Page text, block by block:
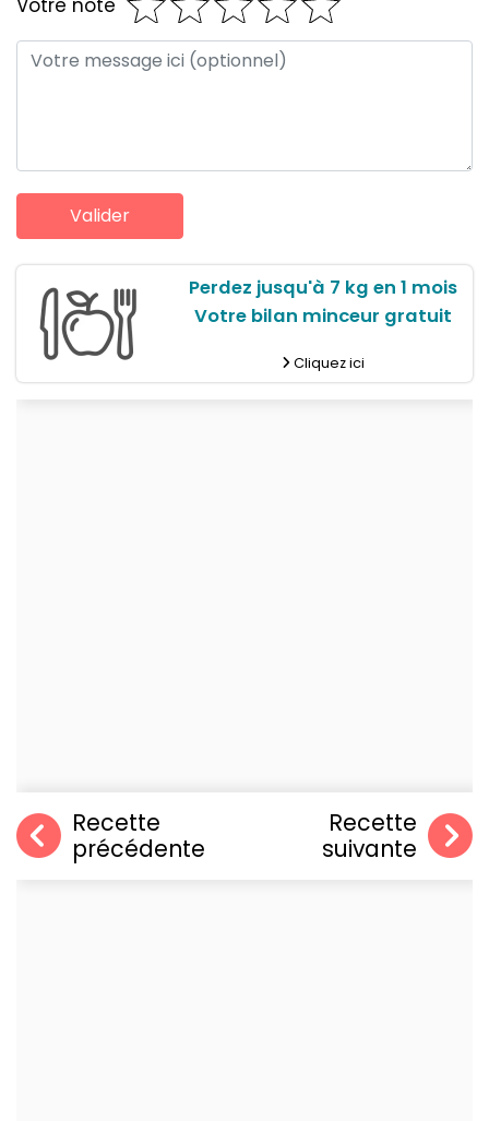
Perdez jusqu'à 7 kg en 1 mois
Votre bilan minceur gratuit
Cliquez ici
Recette
précédente
Recette
suivante